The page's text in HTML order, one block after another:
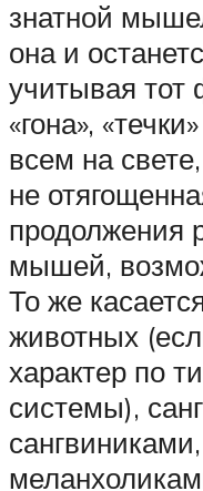
знатной
она и
учитывая тот
«гона»,
всем на
не
продолжения
мышей,
То же
животных
характер по
системы),